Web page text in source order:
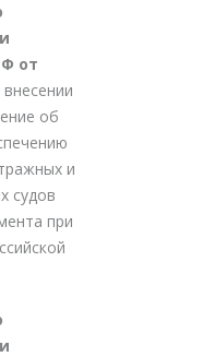
от
об
и
судов
при